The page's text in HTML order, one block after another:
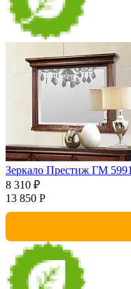
Зеркало Престиж ГМ
8 310 ₽
13 850 Р